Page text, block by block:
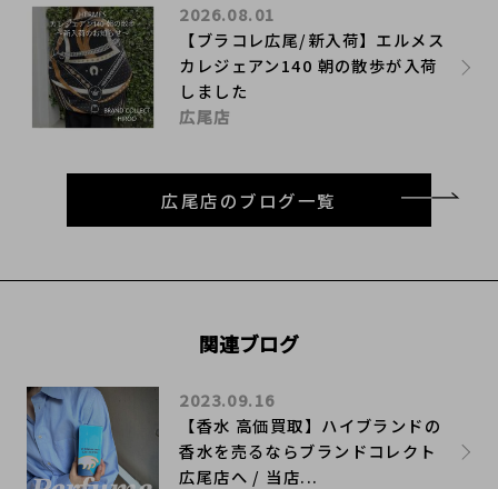
【ブラコレ広尾/新入荷】エルメス
カレジェアン140 朝の散歩が入荷
しました
2026.08.01
広尾店
広尾店のブログ一覧
関連ブログ
【香水 高価買取】ハイブランドの
香水を売るならブランドコレクト
広尾店へ / 当店...
2023.09.16